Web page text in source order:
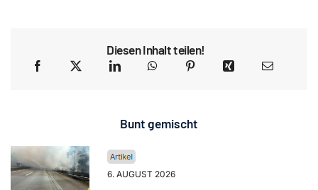
Diesen Inhalt teilen!
Bunt gemischt
6. AUGUST 2026